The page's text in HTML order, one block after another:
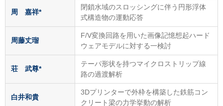
周 嘉祥*
閉鎖水域のスロッシングに伴う円形浮体
式構造物の運動応答
周藤丈瑠
F/V変換回路を用いた画像記憶想起ハード
ウェアモデルに対する一検討
荘 武尊*
テーパ形状を持つマイクロストリップ線
路の過渡解析
白井和貴
3Dプリンターで外枠を構築した鉄筋コン
クリート梁の力学挙動の解析